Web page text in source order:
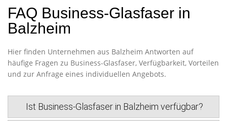
FAQ Business-Glasfaser in
Balzheim
Hier finden Unternehmen aus Balzheim Antworten auf
häufige Fragen zu Business-Glasfaser, Verfügbarkeit, Vorteilen
und zur Anfrage eines individuellen Angebots.
Ist Business-Glasfaser in Balzheim verfügbar?